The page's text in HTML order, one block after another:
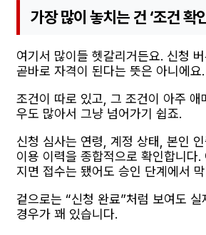
가장 많이 놓치는 건 ‘조건 확
여기서 많이들 헷갈리거든요. 신청
곧바로 자격이 된다는 뜻은 아니에요.
조건이 따로 있고, 그 조건이 아주 애
우도 많아서 그냥 넘어가기 쉽죠.
신청 심사는 연령, 계정 상태, 본인
이용 이력을 종합적으로 확인합니다
지면 접수는 됐어도 승인 단계에서
겉으로는 “신청 완료”처럼 보여도 실
경우가 꽤 있습니다.